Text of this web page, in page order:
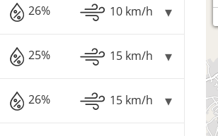
26% 10 km/h
25% 15 km/h
26% 15 km/h